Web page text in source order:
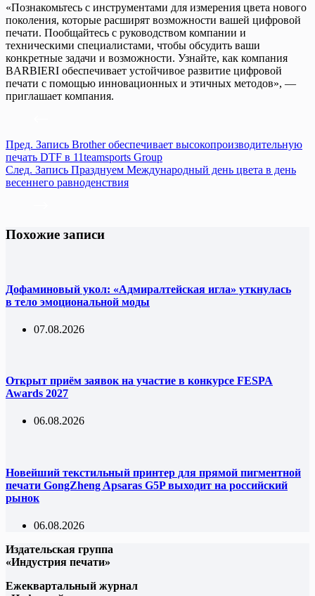
«Познакомьтесь с инструментами для измерения цвета нового
поколения, которые расширят возможности вашей цифровой
печати. Пообщайтесь с руководством компании и
техническими специалистами, чтобы обсудить ваши
конкретные задачи и возможности. Узнайте, как компания
BARBIERI обеспечивает устойчивое развитие цифровой
печати с помощью инновационных и этичных методов», —
приглашает компания.
Пред. Запись Brother обеспечивает высокопроизводительную
печать DTF в 11teamsports Group
След. Запись Празднуем Международный день цвета в день
весеннего равноденствия
Похожие записи
Дофаминовый укол: «Адмиралтейская игла» уткнулась
в тело эмоциональной моды
07.08.2026
Открыт приём заявок на участие в конкурсе FESPA
Awards 2027
06.08.2026
Новейший текстильный принтер для прямой пигментной
печати GongZheng Apsaras G5P выходит на российский
рынок
06.08.2026
Издательская группа
«Индустрия печати»
Ежеквартальный журнал